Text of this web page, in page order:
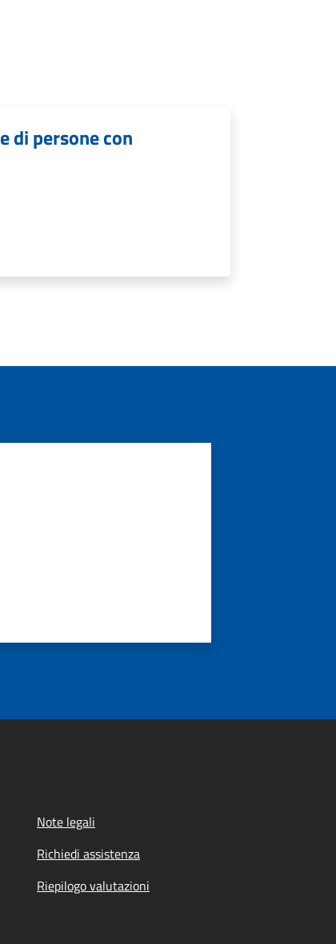
di persone con
Note legali
Richiedi assistenza
Riepilogo valutazioni